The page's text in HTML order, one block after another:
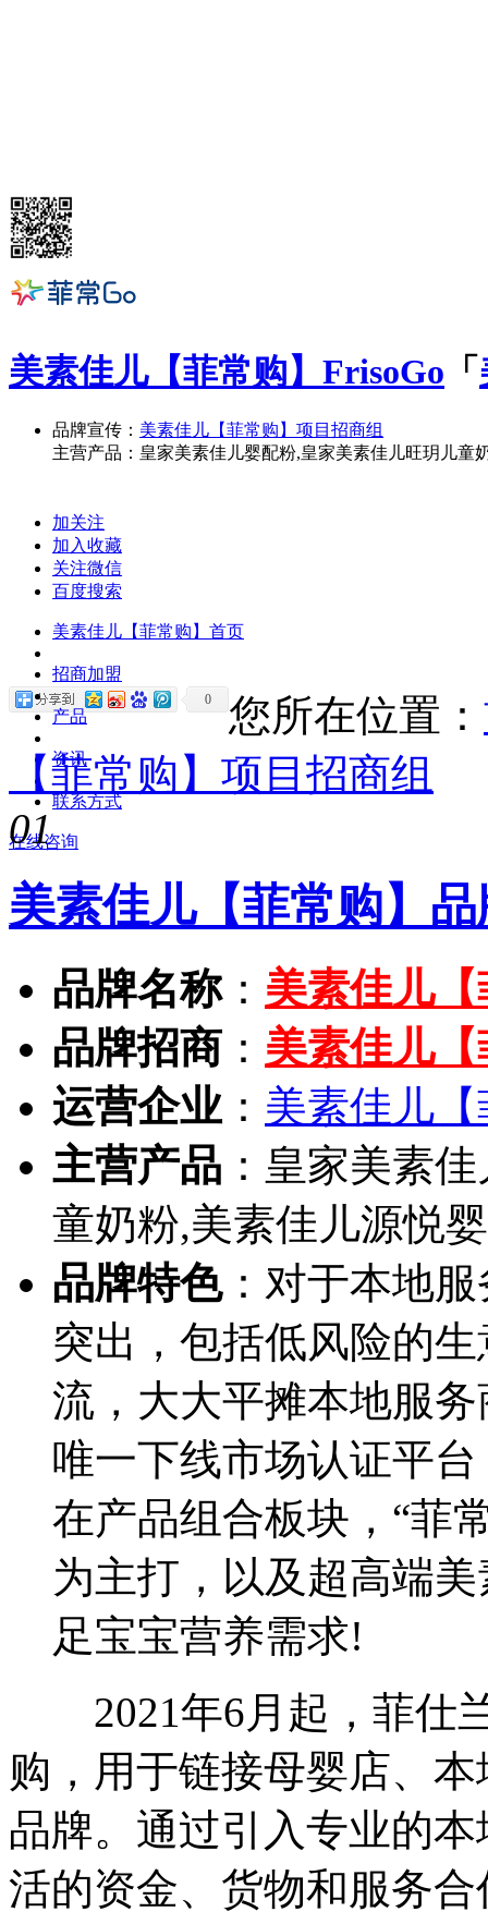
美素佳儿【菲常购】 FrisoGo 「
品牌宣传： 美素佳儿【菲常购】项目招商组
主营产品：皇家美素佳儿婴配粉,皇家美素佳儿旺玥儿童
加关注
加入收藏
关注微信
百度搜索
美素佳儿【菲常购】首页
招商加盟
产品
资讯
联系方式
在线咨询
0 您所在位置：
【菲常购】项目招商组
01
美素佳儿【菲常购】
品牌名称： 美素佳儿
品牌招商 ： 美素佳儿
运营企业： 美素佳儿
主营产品 ：皇家美素
童奶粉,美素佳儿源悦
品牌特色：对于本地
突出，包括低风险的
流，大大平摊本地服
唯一下线市场认证平
在产品组合板块，“菲
为主打，以及超高端
足宝宝营养需求!
2021年6月起，菲仕
购，用于链接母婴店、
品牌。通过引入专业的
活的资金、货物和服务